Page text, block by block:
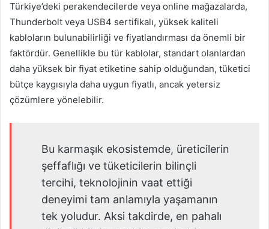
Türkiye’deki perakendecilerde veya online mağazalarda,
Thunderbolt veya USB4 sertifikalı, yüksek kaliteli
kabloların bulunabilirliği ve fiyatlandırması da önemli bir
faktördür. Genellikle bu tür kablolar, standart olanlardan
daha yüksek bir fiyat etiketine sahip olduğundan, tüketici
bütçe kaygısıyla daha uygun fiyatlı, ancak yetersiz
çözümlere yönelebilir.
Bu karmaşık ekosistemde, üreticilerin
şeffaflığı ve tüketicilerin bilinçli
tercihi, teknolojinin vaat ettiği
deneyimi tam anlamıyla yaşamanın
tek yoludur. Aksi takdirde, en pahalı